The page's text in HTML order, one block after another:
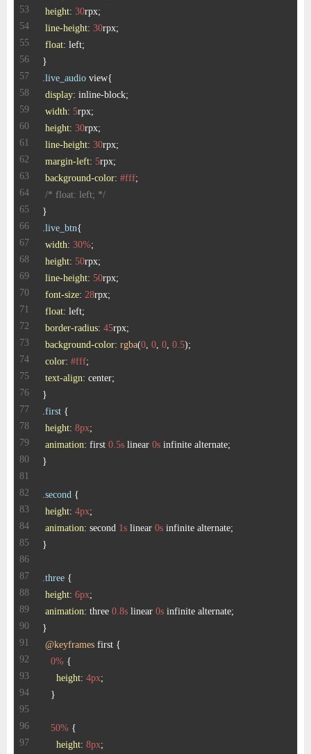
height: 30
line-height: 30
float
.live_audio
display
width: 5
height: 30
line-height: 30
margin-left: 5
background-color: #fff
/* float: left; */
.live_btn
width: 30%
height: 50
line-height: 50
font-size: 28
float
border-radius: 45
background-color: rgba(0, 0, 0, 0.5
color: #fff
text-align
.first
height: 8px
animation: first 0.5s linear 0s
.second
height: 4px
animation: second 1s linear 0s
.three
height: 6px
animation: three 0.8s linear 0s
@keyframes
0%
height: 4px
50%
height: 8px